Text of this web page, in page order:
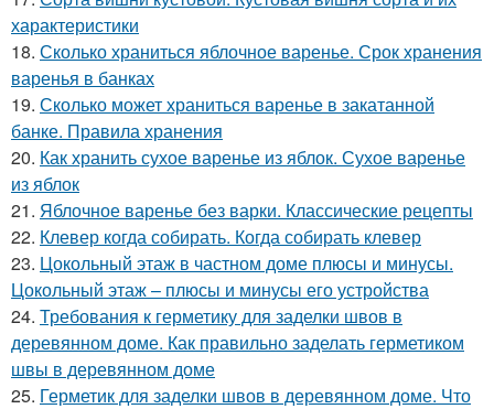
характеристики
18. Сколько храниться яблочное варенье. Срок хранения
варенья в банках
19. Сколько может храниться варенье в закатанной
банке. Правила хранения
20. Как хранить сухое варенье из яблок. Сухое варенье
из яблок
21. Яблочное варенье без варки. Классические рецепты
22. Клевер когда собирать. Когда собирать клевер
23. Цокольный этаж в частном доме плюсы и минусы.
Цокольный этаж – плюсы и минусы его устройства
24. Требования к герметику для заделки швов в
деревянном доме. Как правильно заделать герметиком
швы в деревянном доме
25. Герметик для заделки швов в деревянном доме. Что